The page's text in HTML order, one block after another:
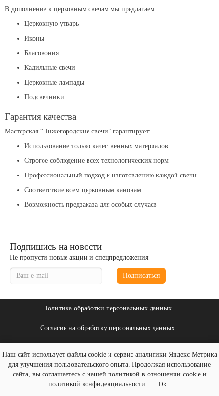
В дополнение к церковным свечам мы предлагаем:
Церковную утварь
Иконы
Благовония
Кадильные свечи
Церковные лампады
Подсвечники
Гарантия качества
Мастерская “Нижегородские свечи” гарантирует:
Использование только качественных материалов
Строгое соблюдение всех технологических норм
Профессиональный подход к изготовлению каждой свечи
Соответствие всем церковным канонам
Возможность предзаказа для особых случаев
Подпишись на новости
Не пропусти новые акции и спецпредложения
Подписаться
Политика обработки персональных данных
Согласие на обработку персональных данных
svechi52.ru - Мастерская «Нижегородские свечи» © 2026
Создание и продвижение сайтов«Веб Сервис Онлайн»
Наш сайт использует файлы cookie и сервис аналитики Яндекс Метрика
для улучшения пользовательского опыта. Продолжая использование
сайта, вы соглашаетесь с нашей политикой в отношении cookieи
политикой конфиденциальности. Ok